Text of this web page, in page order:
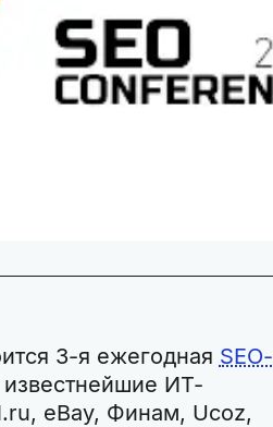
3-я ежегодная SEO-
известнейшие ИТ-
eBay, Финам, Ucoz,